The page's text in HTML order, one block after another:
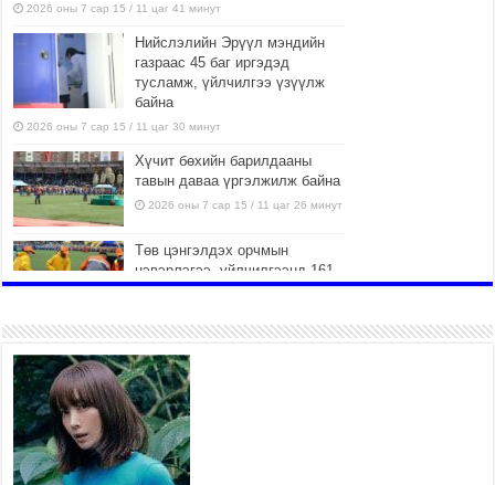
2026 оны 7 сар 15 / 11 цаг 41 минут
Нийслэлийн Эрүүл мэндийн
газраас 45 баг иргэдэд
тусламж, үйлчилгээ үзүүлж
байна
2026 оны 7 сар 15 / 11 цаг 30 минут
Хүчит бөхийн барилдааны
тавын даваа үргэлжилж байна
2026 оны 7 сар 15 / 11 цаг 26 минут
Төв цэнгэлдэх орчмын
цэвэрлэгээ, үйлчилгээнд 161
ажилтан, 27 техниктэй
2026 оны 7 сар 15 / 11 цаг 22 минут
Наадмын амралтын өдрүүдэд
нийслэлийн эрүүл мэндийн
байгууллагууд дараах
хуваарийн дагуу ажиллана
2026 оны 7 сар 15 / 11 цаг 18 минут